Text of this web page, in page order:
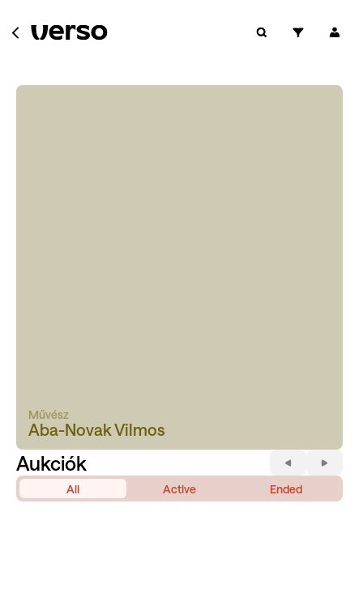
Művész
Aba-Novak Vilmos
Aukciók
All Active Ended